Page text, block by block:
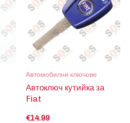
Автомобилни ключове
Автоключ кутийка за
Fiat
€14.99